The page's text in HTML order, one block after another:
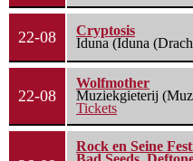
22-08
Cryptosis
Iduna (Iduna
22-08
Wolfmother
Muziekgieterij
Tickets
Rock en Seine